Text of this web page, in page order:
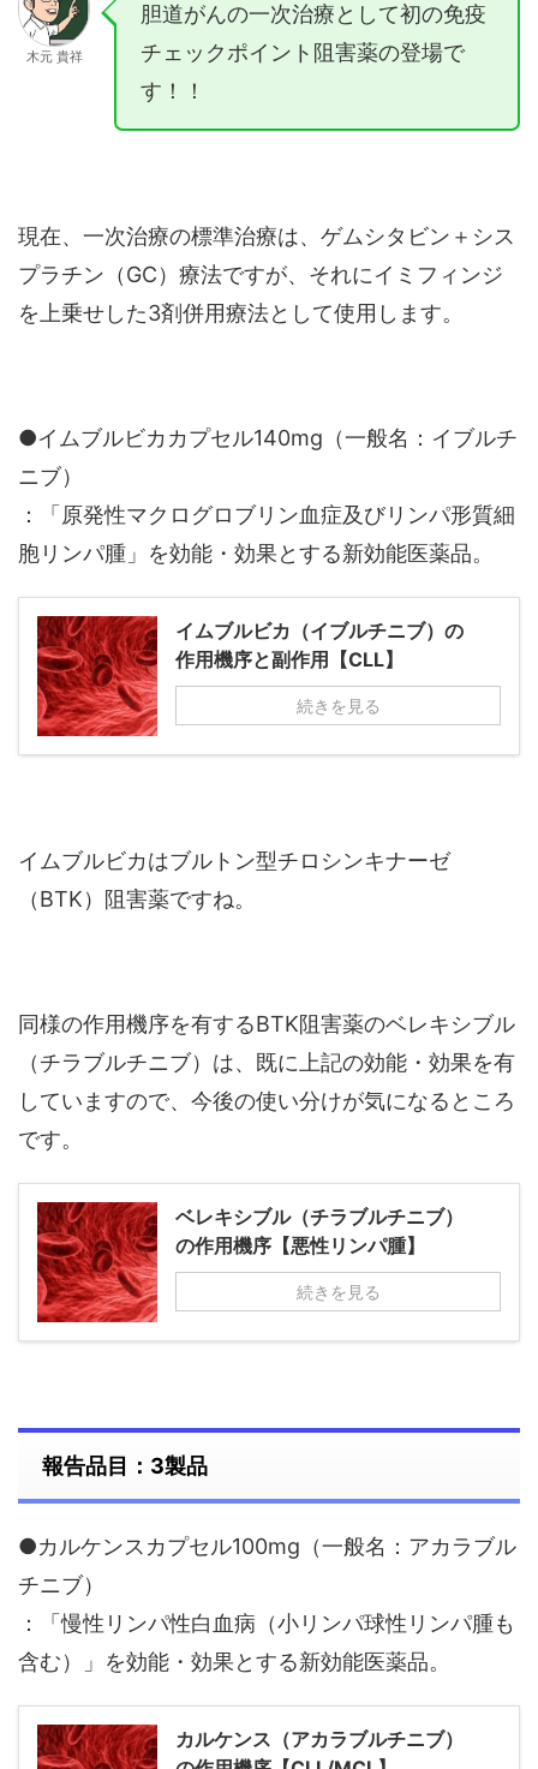
木元 貴祥
胆道がんの一次治療として初の免疫
チェックポイント阻害薬の登場で
す！！
現在、一次治療の標準治療は、ゲムシタビン＋シス
プラチン（GC）療法ですが、それにイミフィンジ
を上乗せした3剤併用療法として使用します。
●イムブルビカカプセル140mg（一般名：イブルチ
ニブ）
：「原発性マクログロブリン血症及びリンパ形質細
胞リンパ腫」を効能・効果とする新効能医薬品。
イムブルビカ（イブルチニブ）の
作用機序と副作用【CLL】
続きを見る
イムブルビカはブルトン型チロシンキナーゼ
（BTK）阻害薬ですね。
同様の作用機序を有するBTK阻害薬のベレキシブル
（チラブルチニブ）は、既に上記の効能・効果を有
していますので、今後の使い分けが気になるところ
です。
ベレキシブル（チラブルチニブ）
の作用機序【悪性リンパ腫】
続きを見る
報告品目：3製品
●カルケンスカプセル100mg（一般名：アカラブル
チニブ）
：「慢性リンパ性白血病（小リンパ球性リンパ腫も
含む）」を効能・効果とする新効能医薬品。
カルケンス（アカラブルチニブ）